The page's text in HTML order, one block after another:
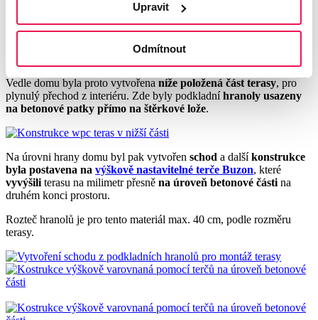
Upravit
Odmítnout
životnost a odolnost proti povětrnostním vlivům.
Vzhledem ke zmíněnému rozšíření plochy terasy bylopotřeba řešit
nejednotnou výšku podkladu - nižší štěrkové lože a vyšší
Vedle domu byla proto vytvořena níže položená část terasy, pro
plynulý přechod z interiéru. Zde byly podkladníhranoly usazeny
na betonové patky přímo na štěrkové lože.
Na úrovni hrany domu byl pak vytvořen schod a dalšíkonstrukce
byla postavena na výškově nastavitelné terče Buzon, které
vyvýšili terasu na milimetr přesně na úroveň betonové části na
druhém konci prostoru.
Rozteč hranolů je pro tento materiál max. 40 cm, podle rozměru
terasy.